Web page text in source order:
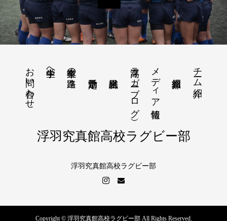
チーム紹介
メディア情報
浮高ラガー（ブログ）
卒業生の進路
中学生へ
お問い合わせ
浮羽究真館高校ラグビー部
浮羽究真館高校ラグビー部
Copyright © 浮羽究真館高校ラグビー部 All Rights Reserved.